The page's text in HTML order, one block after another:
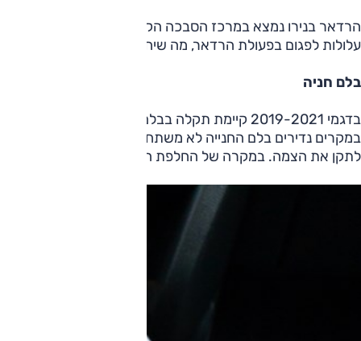
הרדאר בנירו נמצא במרכז הסבכה הקדמית, מאחורי לוגו
עלולות לפגום בפעולת הרדאר, מה שיחייב כיול מחדש ולצורך זה
בלם חניה
בדגמי 2019-2021 קיימת תקלה בבלם החנייה
במקרים נדירים בלם החנייה לא משתחרר. הצמה מוחלפת
לתקן את הצמה. במקרה של החלפת הצמה מחוץ לאחריות, מחירה של